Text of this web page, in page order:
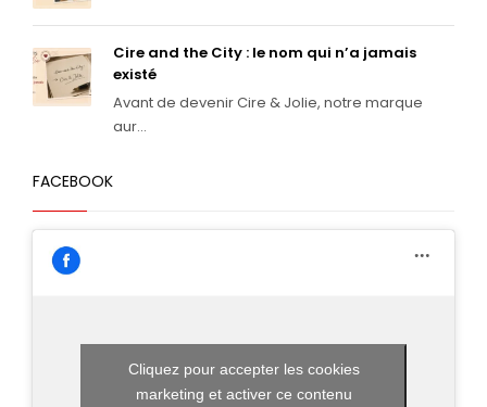
Cire and the City : le nom qui n’a jamais
existé
Avant de devenir Cire & Jolie, notre marque
aur...
FACEBOOK
Cliquez pour accepter les cookies
marketing et activer ce contenu